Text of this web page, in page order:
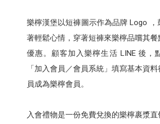
樂檸漢堡以短褲圖示作為品牌 Logo ，
著輕鬆心情，穿著短褲來樂檸品嚐其
優惠。顧客加入樂檸生活 LINE 後，
「加入會員／會員系統」填寫基本資
員成為樂檸會員。
入會禮物是一份免費兌換的樂檸裹漿